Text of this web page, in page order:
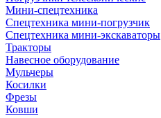
Мини-спецтехника
Спецтехника мини-погрузчик
Спецтехника мини-экскаваторы
Тракторы
Навесное оборудование
Мульчеры
Косилки
Фрезы
Ковши